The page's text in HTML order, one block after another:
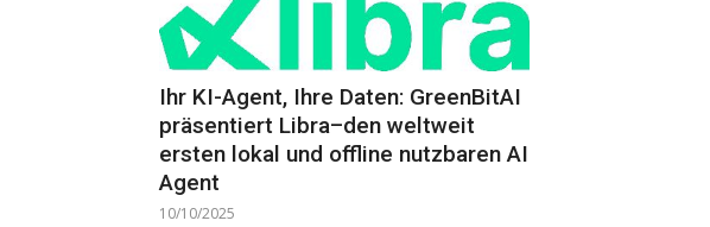
Ihr KI-Agent, Ihre Daten: GreenBitAI
präsentiert Libra–den weltweit
ersten lokal und offline nutzbaren AI
Agent
10/10/2025